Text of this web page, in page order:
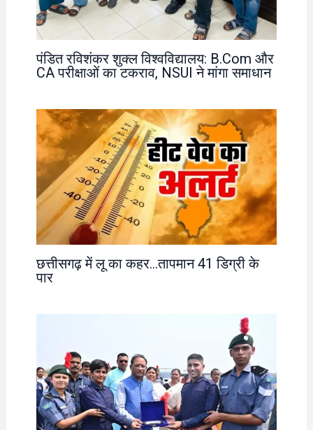
पंडित रविशंकर शुक्ल विश्वविद्यालय: B.Com और
CA परीक्षाओं का टकराव, NSUI ने मांगा समाधान
छत्तीसगढ़ में लू का कहर…तापमान 41 डिग्री के
पार